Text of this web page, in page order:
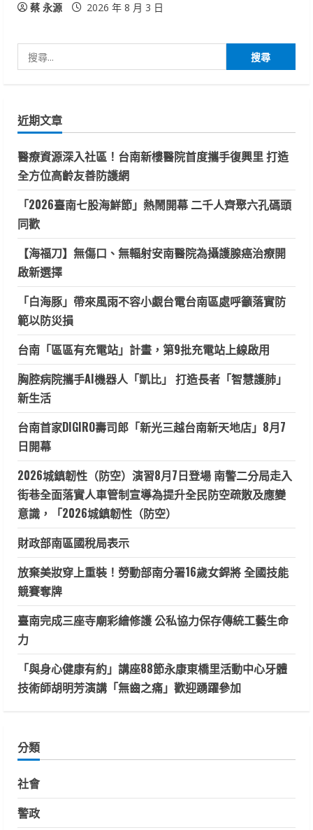
蔡 永源 2026 年 8 月 3 日
尋
字:
近期文章
醫療資源深入社區！台南新樓醫院首度攜手復興里 打造
全方位高齡友善防護網
「2026臺南七股海鮮節」熱鬧開幕 二千人齊聚六孔碼頭
同歡
【海福刀】無傷口、無輻射安南醫院為攝護腺癌治療開
啟新選擇
「白海豚」帶來風雨不容小覷台電台南區處呼籲落實防
範以防災損
台南「區區有充電站」計畫，第9批充電站上線啟用
胸腔病院攜手AI機器人「凱比」 打造長者「智慧護肺」
新生活
台南首家DIGIRO壽司郎「新光三越台南新天地店」8月7
日開幕
2026城鎮韌性（防空）演習8月7日登場 南警二分局走入
街巷全面落實人車管制宣導為提升全民防空疏散及應變
意識，「2026城鎮韌性（防空）
財政部南區國稅局表示
放棄美妝穿上重裝！勞動部南分署16歲女銲將 全國技能
競賽奪牌
臺南完成三座寺廟彩繪修護 公私協力保存傳統工藝生命
力
「與身心健康有約」講座88節永康東橋里活動中心牙體
技術師胡明芳演講「無齒之痛」歡迎踴躍參加
分類
社會
警政